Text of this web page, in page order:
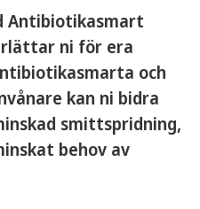
Antibiotikasmart
ni för era
och
kan ni bidra
smittspridning,
behov av